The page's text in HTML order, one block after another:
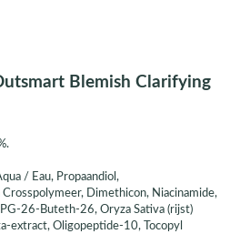
Blemish Clarifying
/ Eau, Propaandiol,
Dimethicon, Niacinamide,
26-Buteth-26, Oryza Sativa (rijst)
extract, Oligopeptide-10, Tocopyl